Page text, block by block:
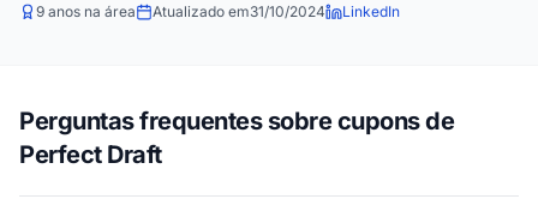
9 anos na área Atualizado em31/10/2024 LinkedIn
Perguntas frequentes sobre cupons de
Perfect Draft